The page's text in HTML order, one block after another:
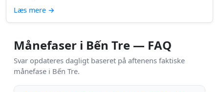
Læs mere →
Månefaser i Bến Tre — FAQ
Svar opdateres dagligt baseret på aftenens faktiske
månefase i Bến Tre.